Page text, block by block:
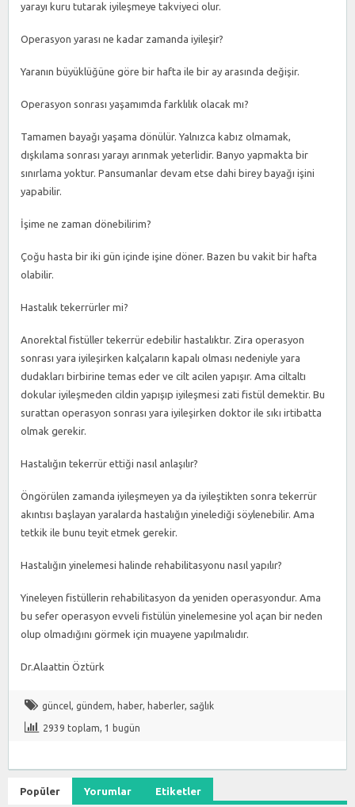
yarayı kuru tutarak iyileşmeye takviyeci olur.
Operasyon yarası ne kadar zamanda iyileşir?
Yaranın büyüklüğüne göre bir hafta ile bir ay arasında değişir.
Operasyon sonrası yaşamımda farklılık olacak mı?
Tamamen bayağı yaşama dönülür. Yalnızca kabız olmamak,
dışkılama sonrası yarayı arınmak yeterlidir. Banyo yapmakta bir
sınırlama yoktur. Pansumanlar devam etse dahi birey bayağı işini
yapabilir.
İşime ne zaman dönebilirim?
Çoğu hasta bir iki gün içinde işine döner. Bazen bu vakit bir hafta
olabilir.
Hastalık tekerrürler mi?
Anorektal fistüller tekerrür edebilir hastalıktır. Zira operasyon
sonrası yara iyileşirken kalçaların kapalı olması nedeniyle yara
dudakları birbirine temas eder ve cilt acilen yapışır. Ama ciltaltı
dokular iyileşmeden cildin yapışıp iyileşmesi zati fistül demektir. Bu
surattan operasyon sonrası yara iyileşirken doktor ile sıkı irtibatta
olmak gerekir.
Hastalığın tekerrür ettiği nasıl anlaşılır?
Öngörülen zamanda iyileşmeyen ya da iyileştikten sonra tekerrür
akıntısı başlayan yaralarda hastalığın yinelediği söylenebilir. Ama
tetkik ile bunu teyit etmek gerekir.
Hastalığın yinelemesi halinde rehabilitasyonu nasıl yapılır?
Yineleyen fistüllerin rehabilitasyon da yeniden operasyondur. Ama
bu sefer operasyon evveli fistülün yinelemesine yol açan bir neden
olup olmadığını görmek için muayene yapılmalıdır.
Dr.Alaattin Öztürk
güncel, gündem, haber, haberler, sağlık
2939 toplam, 1 bugün
Popüler Yorumlar Etiketler